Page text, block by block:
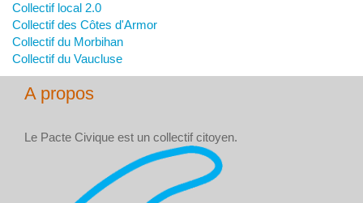
Collectif local 2.0
Collectif des Côtes d'Armor
Collectif du Morbihan
Collectif du Vaucluse
A propos
Le Pacte Civique est un collectif citoyen.